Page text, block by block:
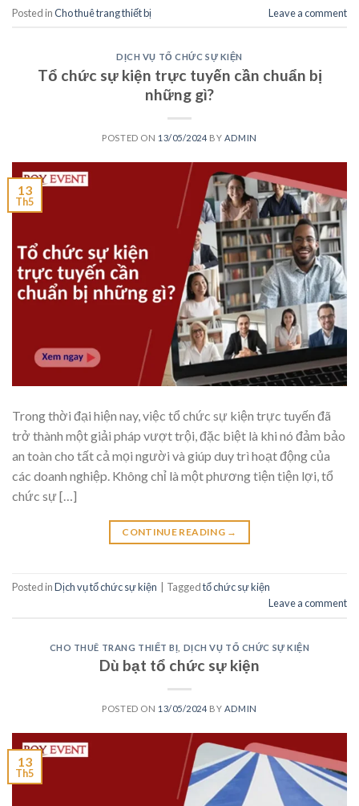
Posted inCho thuê trang thiết bị Leave a comment
DỊCH VỤ TỔ CHỨC SỰ KIỆN
Tổ chức sự kiện trực tuyến cần chuẩn bị
những gì?
POSTED ON 13/05/2024 BY ADMIN
13
Th5
Trong thời đại hiện nay, việc tổ chức sự kiện trực tuyến đã
trở thành một giải pháp vượt trội, đặc biệt là khi nó đảm bảo
an toàn cho tất cả mọi người và giúp duy trì hoạt động của
các doanh nghiệp. Không chỉ là một phương tiện tiện lợi, tổ
chức sự […]
CONTINUE READING →
Posted inDịch vụ tổ chức sự kiện Taggedtổ chức sự kiện
Leave a comment
CHO THUÊ TRANG THIẾT BỊ DỊCH VỤ TỔ CHỨC SỰ KIỆN
Dù bạt tổ chức sự kiện
POSTED ON 13/05/2024 BY ADMIN
13
Th5